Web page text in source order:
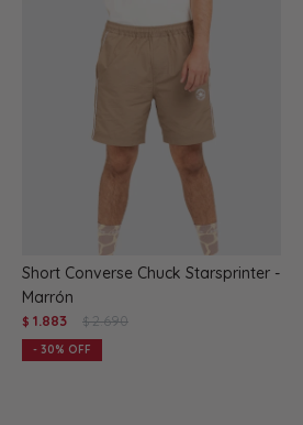
Short Converse Chuck Starsprinter -
Marrón
$ 1.883 $ 2.690
30